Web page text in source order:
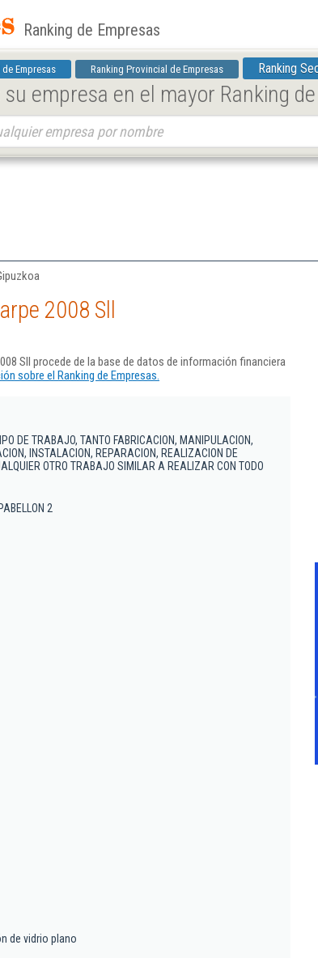
Ranking de Empresas
Empresas Ranking Provincial de Empresas Ranking
empresa en el mayor Ranking
2008 Sll
Sll procede de la base de datos de información financiera
sobre el Ranking de Empresas.
DE TRABAJO, TANTO FABRICACION, MANIPULACION,
INSTALACION, REPARACION, REALIZACION DE
OTRO TRABAJO SIMILAR A REALIZAR CON TODO
2
de vidrio plano